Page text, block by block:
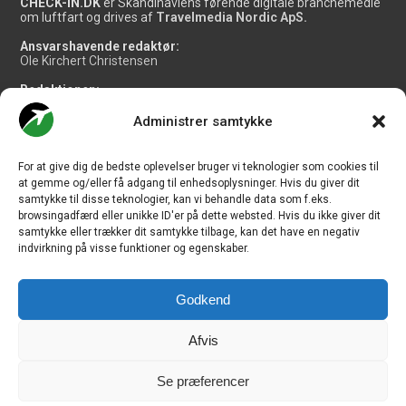
Administrer samtykke
For at give dig de bedste oplevelser bruger vi teknologier som cookies til
at gemme og/eller få adgang til enhedsoplysninger. Hvis du giver dit
samtykke til disse teknologier, kan vi behandle data som f.eks.
browsingadfærd eller unikke ID'er på dette websted. Hvis du ikke giver dit
samtykke eller trækker dit samtykke tilbage, kan det have en negativ
indvirkning på visse funktioner og egenskaber.
Godkend
Afvis
Se præferencer
om luftfart og drives af Travelmedia Nordic ApS.
Ansvarshavende redaktør:
Ole Kirchert Christensen
Redaktionen:
Christian Granhøj Skouboe
Henrik Baumgarten
Danny Longhi Andreasen
Salg og jobannoncer:
salg@travelmedianordic.com
Vi tager ansvar for indholdet og er tilmeldt